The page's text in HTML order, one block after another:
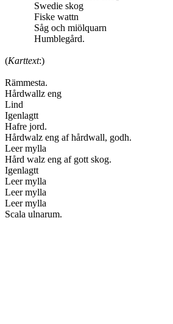
Swedie skog
Fiske wattn
Såg och miölquarn
Humblegård.
(Karttext:)
Rämmesta.
Hårdwallz eng
Lind
Igenlagtt
Hafre jord.
Hårdwalz eng af hårdwall, godh.
Leer mylla
Hård walz eng af gott skog.
Igenlagtt
Leer mylla
Leer mylla
Leer mylla
Scala ulnarum.